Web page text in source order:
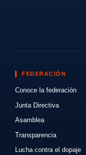
FEDERACIÓN
Conoce la federación
Junta Directiva
Asamblea
Transparencia
Lucha contra el dopaje